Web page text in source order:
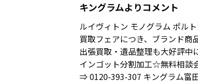
キングラムよりコメント
ルイヴィトン モノグラム ポル
買取フェアにつき、ブランド
出張買取・遺品整理も大好評
インゴット分割加工☆無料相談
⇒ 0120-393-307 キングラム富